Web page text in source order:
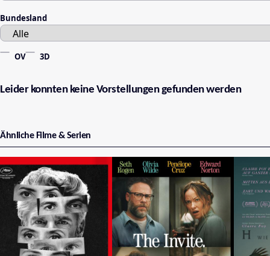
Bundesland
OV 3D
Leider konnten keine Vorstellungen gefunden werden
Ähnliche Filme & Serien